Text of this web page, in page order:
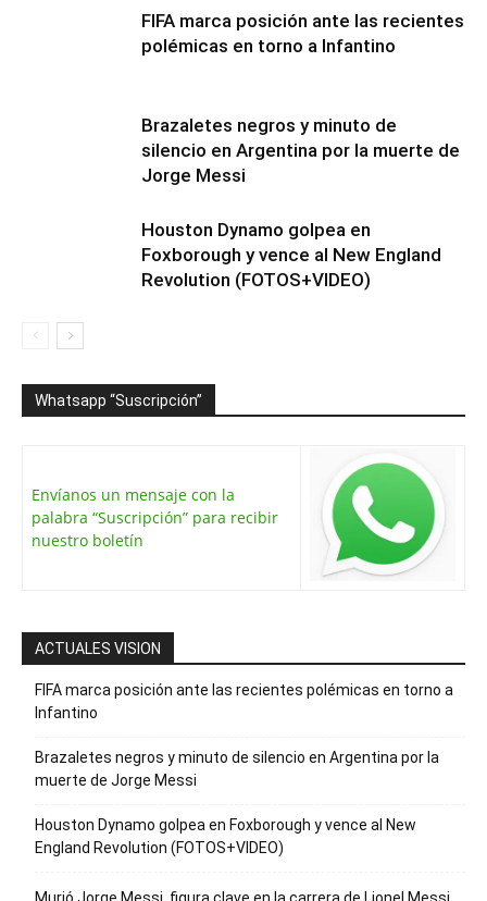
FIFA marca posición ante las recientes
polémicas en torno a Infantino
Brazaletes negros y minuto de
silencio en Argentina por la muerte de
Jorge Messi
Houston Dynamo golpea en
Foxborough y vence al New England
Revolution (FOTOS+VIDEO)
Whatsapp “Suscripción”
Envíanos un mensaje con la
palabra “Suscripción” para recibir
nuestro boletín
ACTUALES VISION
FIFA marca posición ante las recientes polémicas en torno a
Infantino
Brazaletes negros y minuto de silencio en Argentina por la
muerte de Jorge Messi
Houston Dynamo golpea en Foxborough y vence al New
England Revolution (FOTOS+VIDEO)
Murió Jorge Messi, figura clave en la carrera de Lionel Messi